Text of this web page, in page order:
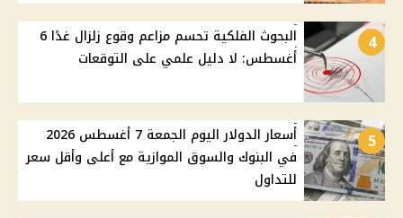
4
البحوث الفلكية تحسم مزاعم وقوع زلزال غدًا 6
أغسطس: لا دليل علمي على التوقعات
5
أسعار الدولار اليوم الجمعة 7 أغسطس 2026
في البنوك والسوق الموازية مع أعلى وأقل سعر
للتداول